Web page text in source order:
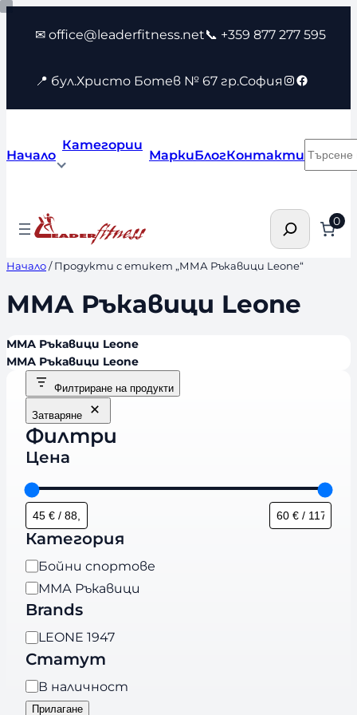
Към
съдържанието
✉ office@leaderfitness.net📞 +359 877 277 595
📍 бул.Христо Ботев № 67 гр.София Instagram
Facebook
Начало
Категории
МаркиБлогКонтакти
Търсене 0
Начало/ Продукти с етикет „ММА Ръкавици Leone“
ММА Ръкавици Leone
ММА Ръкавици Leone
ММА Ръкавици Leone
Филтриране на продукти
Затваряне
Филтри
Цена
Категория
К
а
т
г
о
р
и
Бойни спортове
ММА Ръкавици
Brands
B
r
a
n
LEONE 1947
Статут
Н
а
В наличност
Прилагане